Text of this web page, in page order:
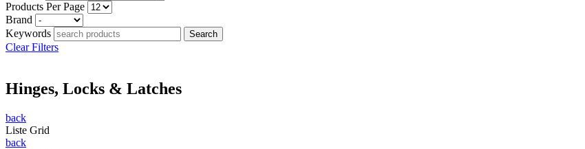
Products Per Page
Brand
Keywords
Clear Filters
Hinges, Locks & Latches
back
Liste Grid
back